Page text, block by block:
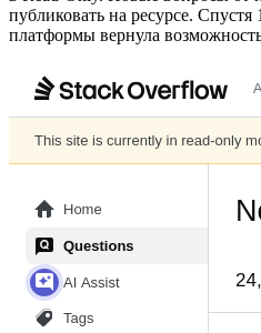
публиковать на ресурсе.
платформы вернула